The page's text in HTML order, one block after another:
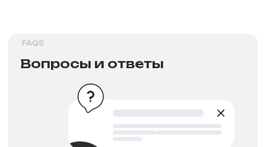
Рассрочка и кредит
INSTALLMENT AND CREDIT